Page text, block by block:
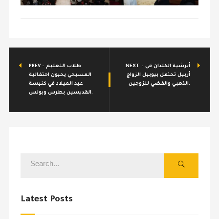
PREV - طلاب التعليم
المسيحي يحيون احتفالية
عيد الميلاد في كنيسة
القديسين بطرس وبولس.
NEXT - أبرشية الكلدان في
أربيل تحتفل بيوبيل الزواج
الذهبي والفضي للزوجين.
Latest Posts